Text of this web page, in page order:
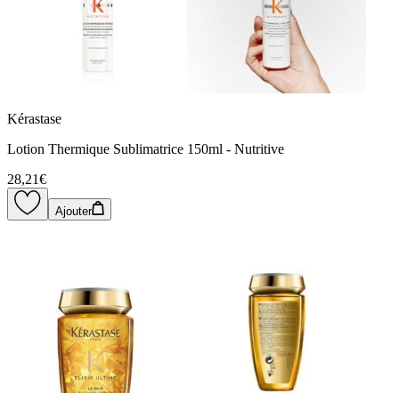
Kérastase
Lotion Thermique Sublimatrice 150ml - Nutritive
28,21€
Ajouter